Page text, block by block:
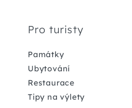
Pro turisty
Památky
Ubytování
Restaurace
Tipy na výlety